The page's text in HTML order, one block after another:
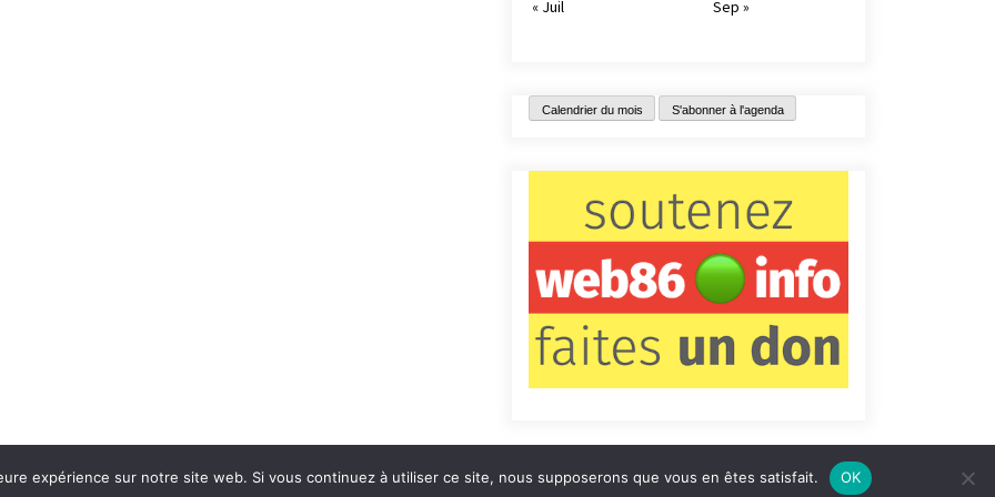
« Juil
Sep »
Calendrier du mois S'abonner à l'agenda
Contact Qui sommes-nous ? Informations légales
expérience sur notre site web. Si vous continuez à utiliser ce site, nous supposerons que vous en êtes satisfait. OK